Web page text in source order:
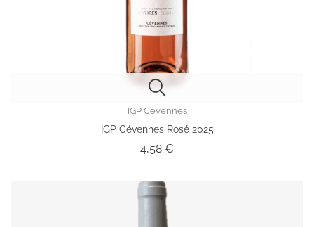
IGP Cévennes
IGP Cévennes Rosé 2025
4,58 €